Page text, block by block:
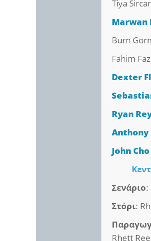
Tiya
Marwan
Burn
Fahim
Dexter
Ryan
Anthony
John Cho
Σενάριο:
Στόρι:
Rhett